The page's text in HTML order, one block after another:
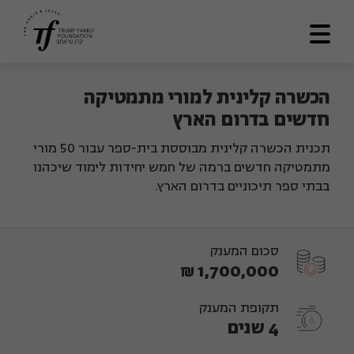
אודותינו
מתווה דרך
תכניות ומענקים
ספריה
En
הכשרה קלינית למורי מתמטיקה
חדשים בדרום הארץ
תכנית הכשרה קלינית מבוססת בית-ספר עבור 50 מורי
מתמטיקה חדשים ברמה של חמש יחידות לימוד שיכהנו
בבתי ספר תיכוניים בדרום הארץ.
סכום המענק
1,700,000 ₪
תקופת המענק
4 שנים